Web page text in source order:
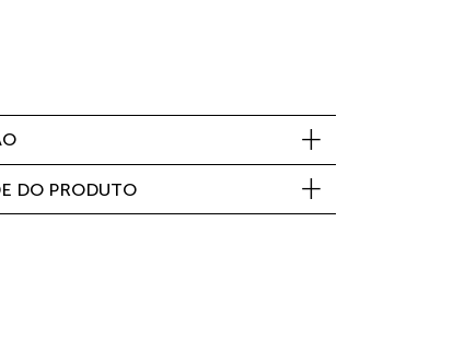
DO PRODUTO